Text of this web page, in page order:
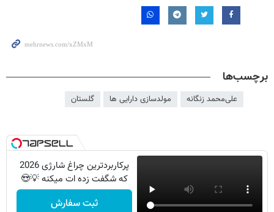
برچسب‌ها
علی‌محمد زنگانه مولدسازی دارایی ها گلستان
پرکاربردترین چراغ شارژی 2026
که شگفت زده ات میکنه 💡😍
ثبت سفارش